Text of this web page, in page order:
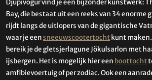
Djupivogur vind je een bijzonder kunstwerk:
Bay, die bestaat uit een reeks van 34 enorme
rijdt langs de uitlopers van de gigantische
waar je eensneeuwscootertocht kunt
bereik je de gletsjerlagune Jökulsarlon met
ijsbergen. Het is mogelijk hier een boottocht
amfibievoertuig of per zodiac. Ook een